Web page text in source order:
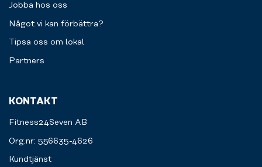
Jobba hos oss
Något vi kan förbättra?
Tipsa oss om lokal
Partners
KONTAKT
Fitness24Seven AB
Org.nr: 556635-4626
Kundtjänst